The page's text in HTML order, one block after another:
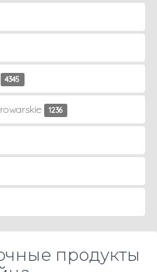
4345
1236
продукты